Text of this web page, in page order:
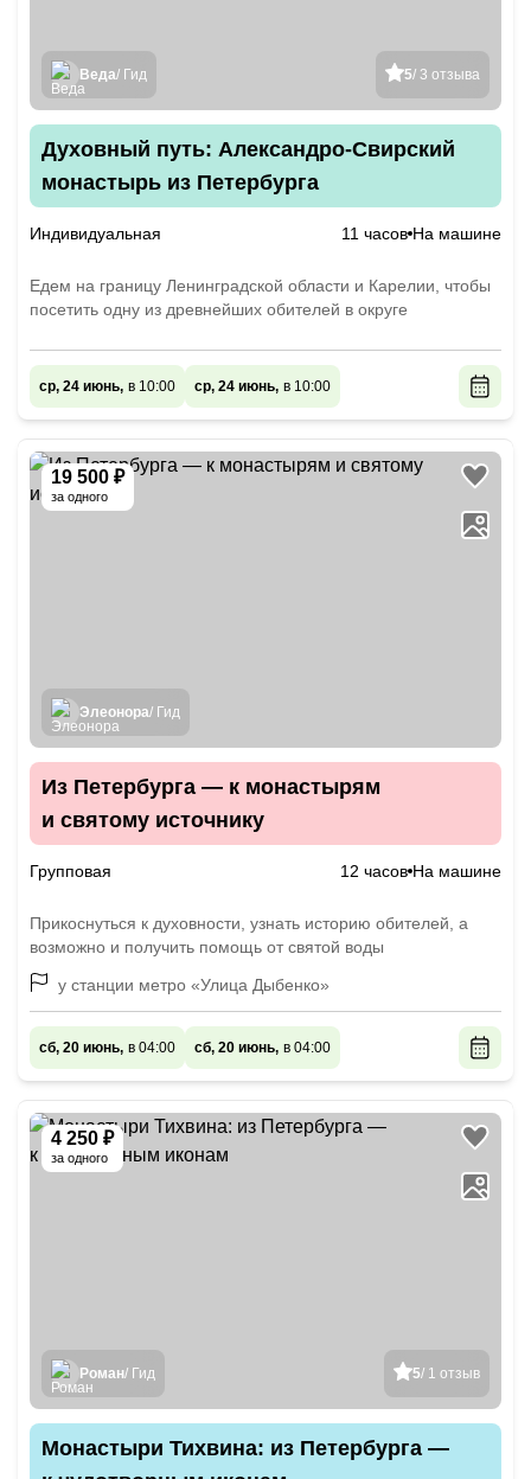
5/ 3 отзыва
Веда/ Гид
Духовный путь: Александро-Свирский
монастырь из Петербурга
Индивидуальная 11 часов На машине
Едем на границу Ленинградской области и Карелии, чтобы
посетить одну из древнейших обителей в округе
ср, 24 июнь, в 10:00 ср, 24 июнь, в 10:00
19 500 ₽
за одного
Элеонора/ Гид
Из Петербурга — к монастырям
и святому источнику
Групповая 12 часов На машине
Прикоснуться к духовности, узнать историю обителей, а
возможно и получить помощь от святой воды
у станции метро «Улица Дыбенко»
сб, 20 июнь, в 04:00 сб, 20 июнь, в 04:00
4 250 ₽
за одного
5/ 1 отзыв
Роман/ Гид
Монастыри Тихвина: из Петербурга —